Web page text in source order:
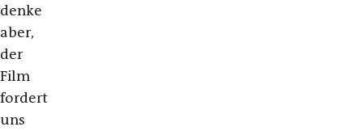
denke
aber,
der
Film
fordert
uns